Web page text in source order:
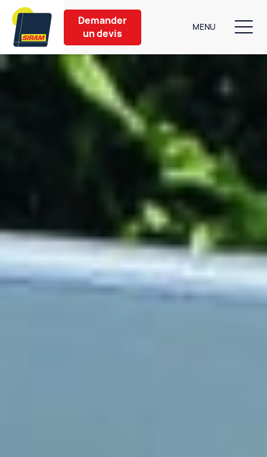
Nos produits
Aménagement extérieur
Partenaires
Contact
6 bis Rue de Caen
14940 Sannerville
02 31 39 08 08
Demander
un devis
MENU